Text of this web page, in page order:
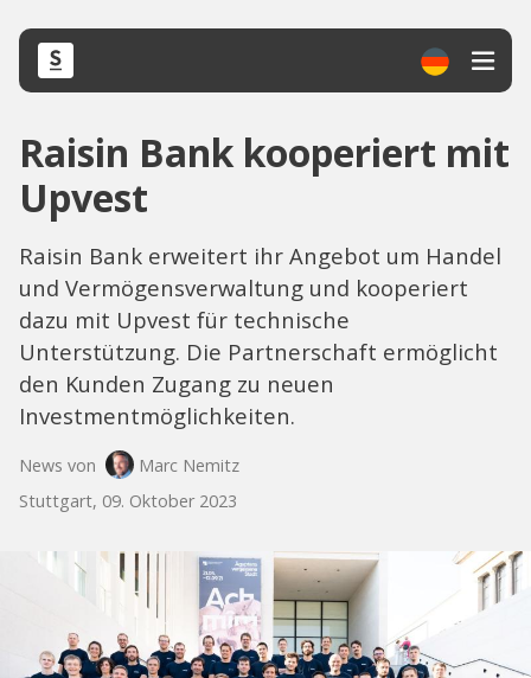
Raisin Bank kooperiert mit
Upvest
Raisin Bank erweitert ihr Angebot um Handel
und Vermögensverwaltung und kooperiert
dazu mit Upvest für technische
Unterstützung. Die Partnerschaft ermöglicht
den Kunden Zugang zu neuen
Investmentmöglichkeiten.
News von
Marc Nemitz
Stuttgart, 09. Oktober 2023